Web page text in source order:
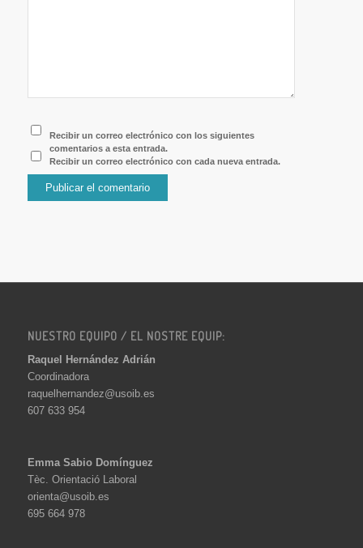
Recibir un correo electrónico con los siguientes
comentarios a esta entrada.
Recibir un correo electrónico con cada nueva entrada.
NUESTRO EQUIPO / EL NOSTRE EQUIP:
Raquel Hernández Adrián
Coordinadora
raquelhernandez@usoib.es
607 633 954
Emma Sabio Domínguez
Tèc. Orientació Laboral
orienta@usoib.es
695 664 978